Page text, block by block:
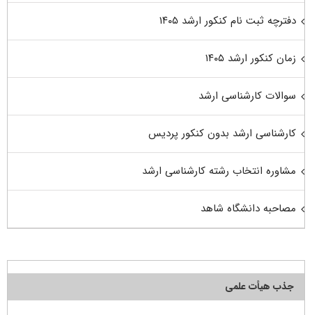
دفترچه ثبت نام کنکور ارشد ۱۴۰۵
زمان کنکور ارشد ۱۴۰۵
سوالات کارشناسی ارشد
کارشناسی ارشد بدون کنکور پردیس
مشاوره انتخاب رشته کارشناسی ارشد
مصاحبه دانشگاه شاهد
جذب هیأت علمی